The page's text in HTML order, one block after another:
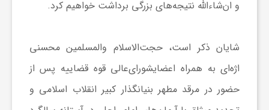
و ان‌شاءالله نتیجه‌های بزرگی برداشت خواهیم کرد.
شایان ذکر است، حجت‌الاسلام والمسلمین محسنی
اژه‌ای به همراه اعضایشورای‌عالی قوه قضاییه پس از
حضور در مرقد مطهر بنیانگذار کبیر انقلاب اسلامی و